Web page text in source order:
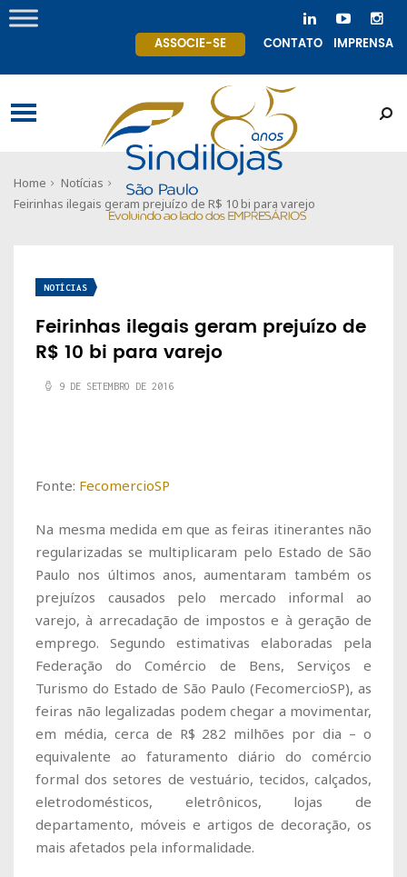
ASSOCIE-SE CONTATO IMPRENSA
Home
Notícias
Feirinhas ilegais geram prejuízo de R$ 10 bi para varejo
NOTÍCIAS
Feirinhas ilegais geram prejuízo de
R$ 10 bi para varejo
9 DE SETEMBRO DE 2016
Fonte: FecomercioSP
Na mesma medida em que as feiras itinerantes não
regularizadas se multiplicaram pelo Estado de São
Paulo nos últimos anos, aumentaram também os
prejuízos causados pelo mercado informal ao
varejo, à arrecadação de impostos e à geração de
emprego. Segundo estimativas elaboradas pela
Federação do Comércio de Bens, Serviços e
Turismo do Estado de São Paulo (FecomercioSP), as
feiras não legalizadas podem chegar a movimentar,
em média, cerca de R$ 282 milhões por dia – o
equivalente ao faturamento diário do comércio
formal dos setores de vestuário, tecidos, calçados,
eletrodomésticos, eletrônicos, lojas de
departamento, móveis e artigos de decoração, os
mais afetados pela informalidade.